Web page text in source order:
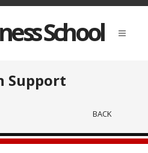
School
Support
BACK